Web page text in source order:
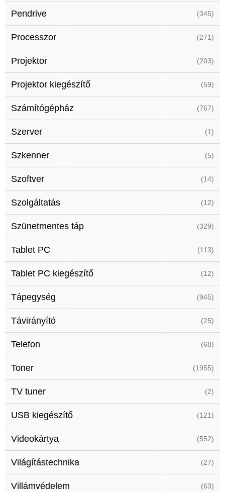
Pendrive (345)
Processzor (271)
Projektor (203)
Projektor kiegészítő (59)
Számítógépház (767)
Szerver (1)
Szkenner (5)
Szoftver (14)
Szolgáltatás (12)
Szünetmentes táp (329)
Tablet PC (113)
Tablet PC kiegészítő (12)
Tápegység (945)
Távirányító (25)
Telefon (68)
Toner (1955)
TV tuner (2)
USB kiegészítő (121)
Videokártya (552)
Világítástechnika (27)
Villámvédelem (63)